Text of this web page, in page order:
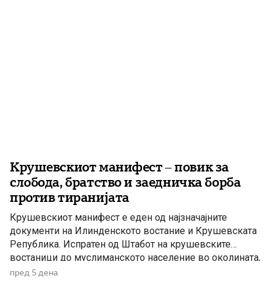
Крушевскиот манифест – повик за
слобода, братство и заедничка борба
против тиранијата
Крушевскиот манифест е еден од најзначајните
документи на Илинденското востание и Крушевската
Република. Испратен од Штабот на крушевските
востаници до муслиманското население во околината,
тој претставува повик за заедничка борба против
пред 5 дена